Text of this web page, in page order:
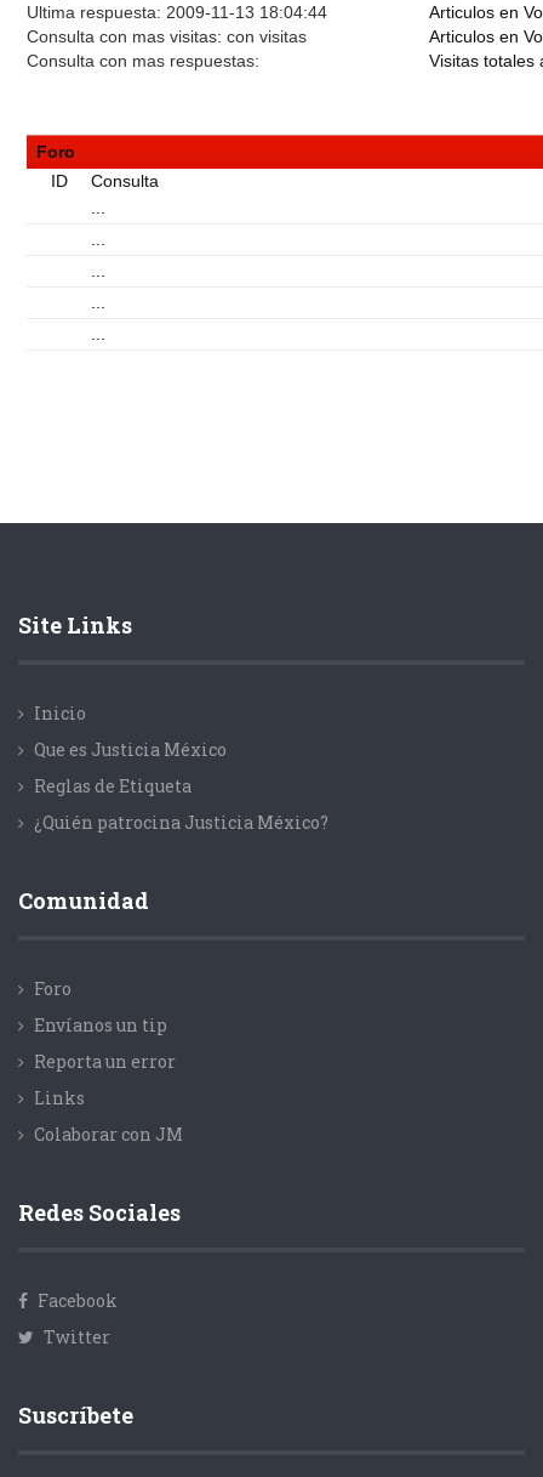
Ultima respuesta: 2009-11-13 18:04:44
Consulta con mas visitas: con visitas
Consulta con mas respuestas:
Articulos en
Articulos en
Visitas totales
Foro
ID
Consulta
Site Links
Inicio
Que es Justicia México
Reglas de Etiqueta
¿Quién patrocina Justicia México?
Comunidad
Foro
Envíanos un tip
Reporta un error
Links
Colaborar con JM
Redes Sociales
Facebook
Twitter
Suscríbete